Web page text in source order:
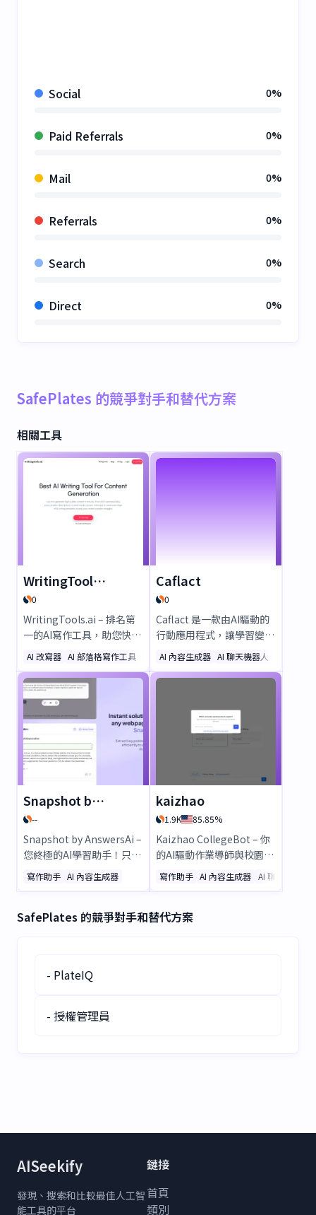
Social 0%
Paid Referrals 0%
Mail 0%
Referrals 0%
Search 0%
Direct 0%
SafePlates 的競爭對手和替代方案
相關工具
WritingTools.ai
0
WritingTools.ai – 排名第
一的AI寫作工具，助您快速
產出高品質內容！只需幾分
鐘即可生成SEO優化的部落
格、社交貼文、電子郵件
等。從100多種AI模板中選
擇，使用AI進行編輯，並自
動發布至Shopify、
WordPress等平台。免費試
用—無需信用卡！
AI 改寫器 AI 部落格寫作工具 寫作助手
Caflact
0
Caflact 是一款由AI驅動的
行動應用程式，讓學習變得
輕鬆無負擔！每日獲取多元
主題的趣味知識、與神經網
路聊天互動，還能邊學邊賺
設計——立即下載，開啟更
聰明的探索之旅！
AI 內容生成器 AI 聊天機器人
Snapshot by AnswersAi
--
Snapshot by AnswersAi –
您終極的AI學習助手！只需
截圖，即可獲得即時、準確
的解答。無論是作業、考試
能完美應對。節省時間、提
寫作助手 AI 內容生成器
kaizhao
1.9K 85.85%
Kaizhao CollegeBot – 你
的AI驅動作業導師與校園指
南 作業遇到困難嗎？
Kaizhao CollegeBot 是你
步指導，立即解決數學、生
寫作助手 AI 內容生成器 AI 聊天機器人
SafePlates 的競爭對手和替代方案
- PlateIQ
- 授權管理員
AISeekify
發現、搜索和比較最佳人工智
能工具的平台
鏈接
首頁
類別